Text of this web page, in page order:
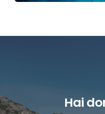
Hai